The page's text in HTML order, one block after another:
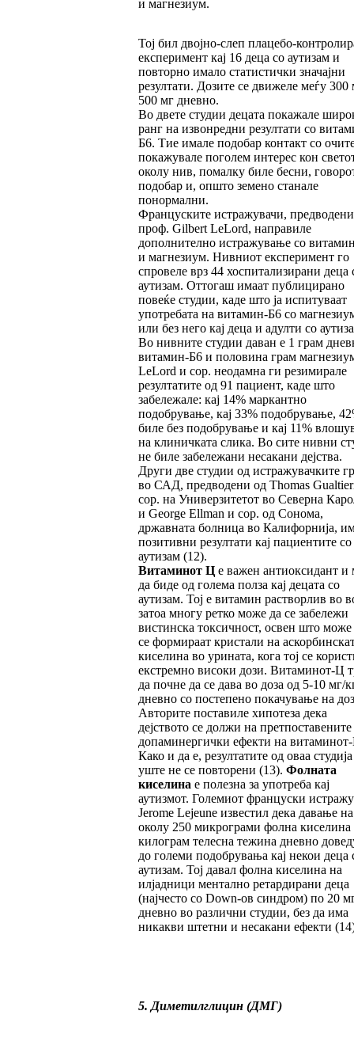
и магнезиум.
Тој бил двојно-слеп плацебо-
експеримент кај 16 деца со аутизам и
повторно имало статистички значајни
резултати. Дозите се движеле меѓу 300
500 мг дневно.
Во двете студии децата покажале
ранг на извонредни резултати со
Б6. Тие имале подобар контакт со
покажувале поголем интерес кон
околу нив, помалку биле бесни,
подобар и, општо земено станале
понормални.
Француските истражувачи,
проф. Gilbert LeLord, направиле
дополнително истражување со
и магнезиум. Нивниот експеримент го
спровеле врз 44 хоспитализирани деца
аутизам. Оттогаш имаат публицирано
повеќе студии, каде што ја испитуваат
употребата на витамин-Б6 со
или без него кај деца и адулти со
Во нивните студии даван е 1 грам
витамин-Б6 и половина грам
LeLord и сор. неодамна ги резимирале
резултатите од 91 пациент, каде што
забележале: кај 14% маркантно
подобрување, кај 33% подобрување,
биле без подобрување и кај 11%
на клиничката слика. Во сите нивни
не биле забележани несакани дејства.
Други две студии од истражувачките
во САД, предводени од Thomas
сор. на Универзитетот во Северна
и George Ellman и сор. од Сонома,
државната болница во Калифорнија,
позитивни резултати кај пациентите со
аутизам (12).
Витаминот Це важен антиоксидант и
да биде од голема полза кај децата со
аутизам. Тој е витамин растворлив во
затоа многу ретко може да се забележи
вистинска токсичност, освен што може
се формираат кристали на
киселина во урината, кога тој се
екстремно високи дози. Витаминот-Ц
да почне да се дава во доза од 5-10 мг/
дневно со постепено покачување на
Авторите поставиле хипотеза дека
дејството се должи на претпоставените
допаминергички ефекти на
Како и да е, резултатите од оваа студија
уште не се повторени (13). Фолната
киселина е полезна за употреба кај
аутизмот. Големиот француски
Jerome Lejeune известил дека давање на
околу 250 микрограми фолна киселина
килограм телесна тежина дневно
до големи подобрувања кај некои деца
аутизам. Тој давал фолна киселина на
илјадници ментално ретардирани деца
(најчесто со Down-ов синдром) по 20
дневно во различни студии, без да има
никакви штетни и несакани ефекти
5. Диметилглицин (ДМГ)